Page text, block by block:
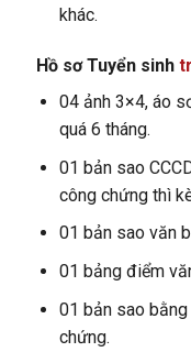
khác.
Hồ sơ Tuyển sinh
04 ảnh 3×4, áo
quá 6 tháng.
01 bản sao
công chứng thì
01 bản sao văn
01 bảng điểm
01 bản sao
chứng.